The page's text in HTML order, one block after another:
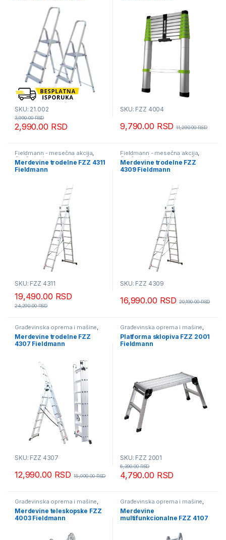
SKU: 21.002
2,990.00 RSD
3,990.00RSD
SKU: FZZ 4004
9,790.00 RSD 11,290.00RSD
Fieldmann - mesečna akcija,
Građevinska oprema i mašine,
Merdevine i skele
Merdevine trodelne FZZ 4311
Fieldmann
SKU: FZZ 4311
19,490.00 RSD
24,290.00RSD
Fieldmann - mesečna akcija,
Građevinska oprema i mašine
Merdevine i skele
Merdevine trodelne FZZ
4309 Fieldmann
SKU: FZZ 4309
16,990.00 RSD 20,190.00RSD
Građevinska oprema i mašine,
Merdevine i skele
Merdevine trodelne FZZ
4307 Fieldmann
SKU: FZZ 4307
12,990.00 RSD 15,990.00RSD
Građevinska oprema i mašine,
Merdevine i skele
Platforma sklopiva FZZ 2001
Fieldmann
SKU: FZZ 2001
4,790.00 RSD
6,390.00RSD
Građevinska oprema i mašine
Merdevine i skele
Merdevine teleskopske FZZ
4003 Fieldmann
Građevinska oprema i mašine
Merdevine i skele
Merdevine
multifunkcionalne FZZ 4107